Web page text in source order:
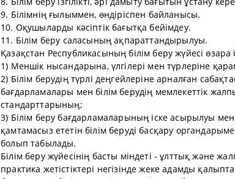
9. Білімнің ғылыммен, өндіріспен байланысы.
10. Оқушыларды кәсіптік бағытқа бейімдеу.
11. Білім беру саласының ақпараттандырылуы.
Қазақстан Республикасының білім беру жүйесі
1) Меншік нысандарына, үлгілері мен түрлеріне
2) Білім берудің түрлі деңгейлеріне арналған
бағдарламалары мен білім берудің мемлекеттік
стандарттарының;
3) Білім беру бағдарламаларының іске асырылуы
қамтамасыз ететін білім беруді басқару
болып табылады.
Білім беру жүйесінің басты міндеті - ұлттық және
практика жетістіктері негізінде жеке адамды